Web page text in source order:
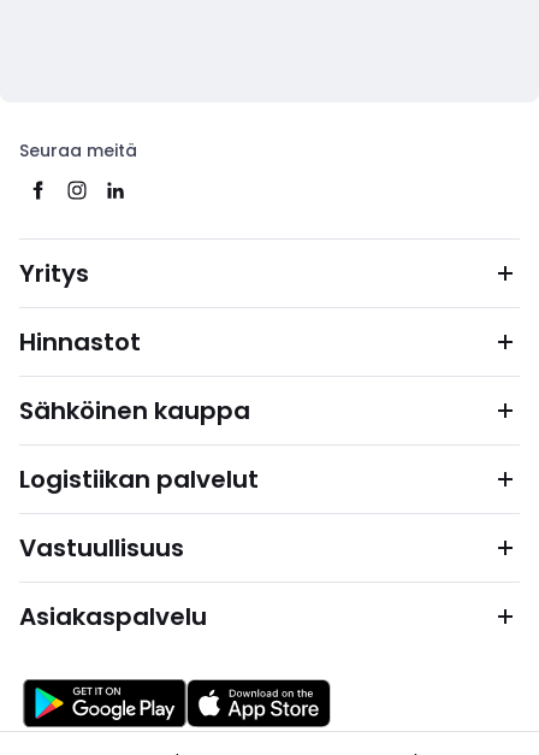
Seuraa meitä
Yritys
Hinnastot
Sähköinen kauppa
Logistiikan palvelut
Vastuullisuus
Asiakaspalvelu